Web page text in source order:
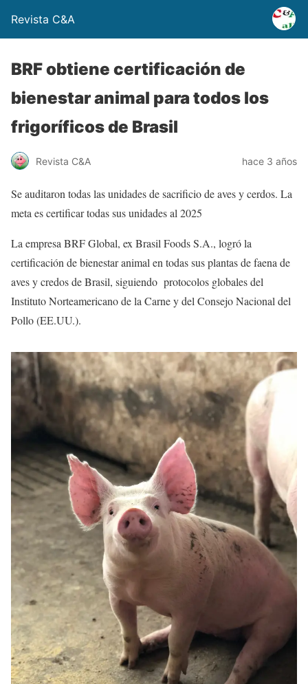
Revista C&A
BRF obtiene certificación de
bienestar animal para todos los
frigoríficos de Brasil
Revista C&A hace 3 años
Se auditaron todas las unidades de sacrificio de aves y cerdos. La
meta es certificar todas sus unidades al 2025
La empresa BRF Global, ex Brasil Foods S.A., logró la
certificación de bienestar animal en todas sus plantas de faena de
aves y credos de Brasil, siguiendo protocolos globales del
Instituto Norteamericano de la Carne y del Consejo Nacional del
Pollo (EE.UU.).